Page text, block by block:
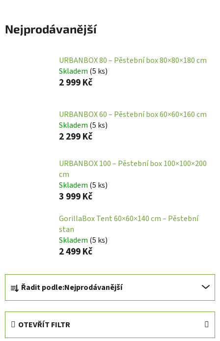
Nejprodávanější
URBANBOX 80 – Pěstební box 80×80×180 cm
Skladem (5 ks)
2 999 Kč
URBANBOX 60 – Pěstební box 60×60×160 cm
Skladem (5 ks)
2 299 Kč
URBANBOX 100 – Pěstební box 100×100×200
cm
Skladem (5 ks)
3 999 Kč
GorillaBox Tent 60×60×140 cm – Pěstební
stan
Skladem (5 ks)
2 499 Kč
Ř
a
z
Řadit podle:Nejprodávanější
OTEVŘÍT FILTR